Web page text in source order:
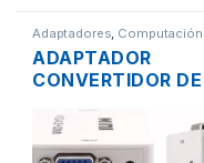
Adaptadores, Computación
ADAPTADOR
CONVERTIDOR DE
A HDMI ACTIVO
BLANCO PLASTICO